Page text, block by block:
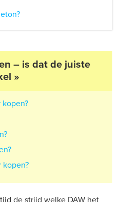
– is dat de juiste
»